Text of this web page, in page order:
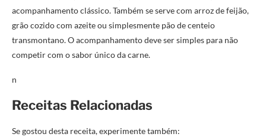
acompanhamento clássico. Também se serve com arroz de feijão,
grão cozido com azeite ou simplesmente pão de centeio
transmontano. O acompanhamento deve ser simples para não
competir com o sabor único da carne.
n
Receitas Relacionadas
Se gostou desta receita, experimente também: